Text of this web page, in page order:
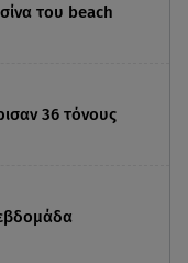
του beach
36 τόνους